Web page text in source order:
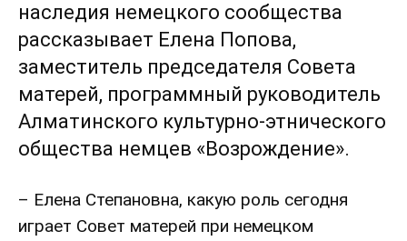
наследия немецкого сообщества
рассказывает Елена Попова,
заместитель председателя Совета
матерей, программный руководитель
Алматинского культурно-этнического
общества немцев «Возрождение».
– Елена Степановна, какую роль сегодня
играет Совет матерей при немецком